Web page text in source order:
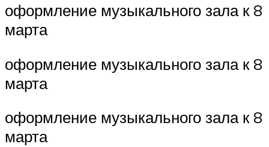
оформление музыкального зала к 8
марта
оформление музыкального зала к 8
марта
оформление музыкального зала к 8
марта